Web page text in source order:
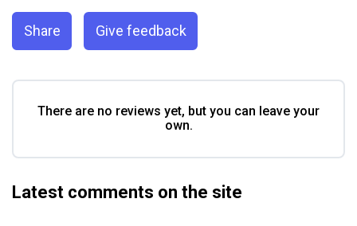
Share Give feedback
There are no reviews yet, but you can leave your
own.
Latest comments on the site